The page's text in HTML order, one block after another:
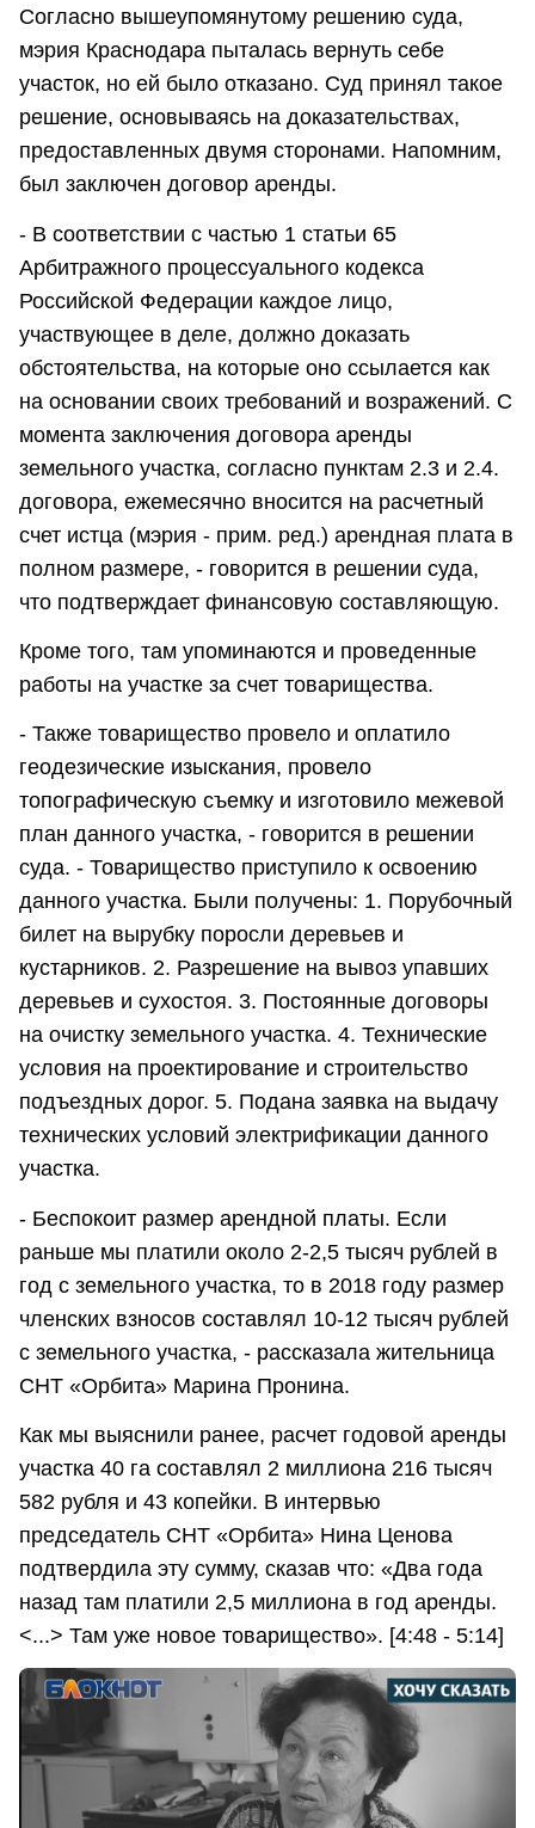
Согласно вышеупомянутому решению суда,
мэрия Краснодара пыталась вернуть себе
участок, но ей было отказано. Суд принял такое
решение, основываясь на доказательствах,
предоставленных двумя сторонами. Напомним,
был заключен договор аренды.
- В соответствии с частью 1 статьи 65
Арбитражного процессуального кодекса
Российской Федерации каждое лицо,
участвующее в деле, должно доказать
обстоятельства, на которые оно ссылается как
на основании своих требований и возражений. С
момента заключения договора аренды
земельного участка, согласно пунктам 2.3 и 2.4.
договора, ежемесячно вносится на расчетный
счет истца (мэрия - прим. ред.) арендная плата в
полном размере, - говорится в решении суда,
что подтверждает финансовую составляющую.
Кроме того, там упоминаются и проведенные
работы на участке за счет товарищества.
- Также товарищество провело и оплатило
геодезические изыскания, провело
топографическую съемку и изготовило межевой
план данного участка, - говорится в решении
суда. - Товарищество приступило к освоению
данного участка. Были получены: 1. Порубочный
билет на вырубку поросли деревьев и
кустарников. 2. Разрешение на вывоз упавших
деревьев и сухостоя. 3. Постоянные договоры
на очистку земельного участка. 4. Технические
условия на проектирование и строительство
подъездных дорог. 5. Подана заявка на выдачу
технических условий электрификации данного
участка.
- Беспокоит размер арендной платы. Если
раньше мы платили около 2-2,5 тысяч рублей в
год с земельного участка, то в 2018 году размер
членских взносов составлял 10-12 тысяч рублей
с земельного участка, - рассказала жительница
СНТ «Орбита» Марина Пронина.
Как мы выяснили ранее, расчет годовой аренды
участка 40 га составлял 2 миллиона 216 тысяч
582 рубля и 43 копейки. В интервью
председатель СНТ «Орбита» Нина Ценова
подтвердила эту сумму, сказав что: «Два года
назад там платили 2,5 миллиона в год аренды.
<...> Там уже новое товарищество». [4:48 - 5:14]